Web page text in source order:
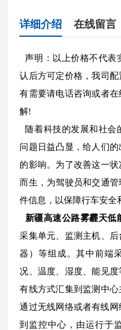
详细介绍 在线留言
声明：以上价格不代表
认后方可定价格，我司
有需要请电话咨询或者
解!
随着科技的发展和社会
问题日益凸显，给人们
的影响。为了改善这一
而生，为驾驶员和交通
件信息，以保障行车安全
新疆高速公路雾霾天低
采集单元、监测主机、
器）等组成。其中前端
况、温度、湿度、能见
有线方式汇集到监测中
通过无线网络或者有线网
到监控中心，由运行于